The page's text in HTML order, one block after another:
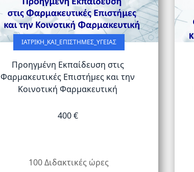
ΙΑΤΡΙΚΉ_ΚΑΙ_ΕΠΙΣΤΉΜΕΣ_ΥΓΕΊΑΣ
Προηγμένη Εκπαίδευση στις
Φαρμακευτικές Επιστήμες και την
Κοινοτική Φαρμακευτική
400 €
100 Διδακτικές ώρες